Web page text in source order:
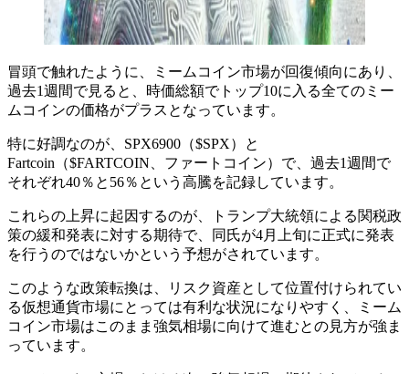
冒頭で触れたように、ミームコイン市場が回復傾向にあり、
過去1週間で見ると、時価総額でトップ10に入る全てのミー
ムコインの価格がプラスとなっています。
特に好調なのが、SPX6900（$SPX）と
Fartcoin（$FARTCOIN、ファートコイン）で、過去1週間で
それぞれ40％と56％という高騰を記録しています。
これらの上昇に起因するのが、トランプ大統領による関税政
策の緩和発表に対する期待で、同氏が4月上旬に正式に発表
を行うのではないかという予想がされています。
このような政策転換は、リスク資産として位置付けられてい
る仮想通貨市場にとっては有利な状況になりやすく、ミーム
コイン市場はこのまま強気相場に向けて進むとの見方が強ま
っています。